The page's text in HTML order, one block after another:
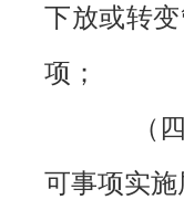
下放或转
项；
（四
可事项实施